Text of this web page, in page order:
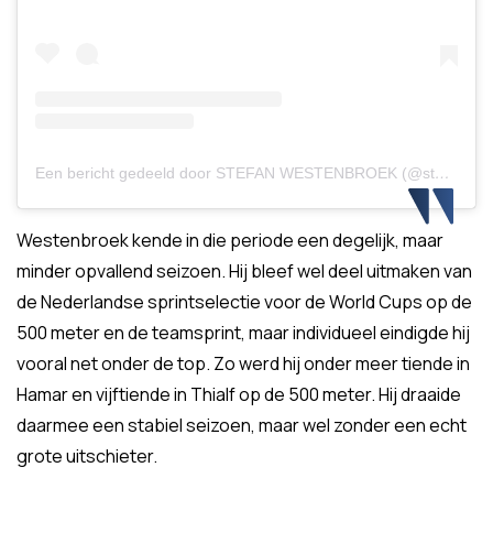
Een bericht gedeeld door STEFAN WESTENBROEK (@stefanwestenbroek)
Westenbroek kende in die periode een degelijk, maar
minder opvallend seizoen. Hij bleef wel deel uitmaken van
de Nederlandse sprintselectie voor de World Cups op de
500 meter en de teamsprint, maar individueel eindigde hij
vooral net onder de top. Zo werd hij onder meer tiende in
Hamar en vijftiende in Thialf op de 500 meter. Hij draaide
daarmee een stabiel seizoen, maar wel zonder een echt
grote uitschieter.